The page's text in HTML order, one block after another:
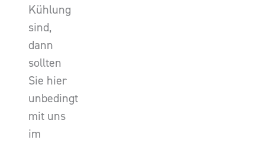
Kühlung
sind,
dann
sollten
Sie hier
unbedingt
mit uns
im